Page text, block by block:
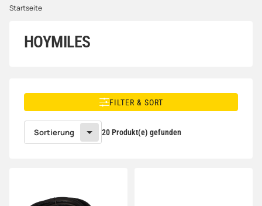
Startseite
HOYMILES
FILTER & SORT
Sortierung 20 Produkt(e) gefunden